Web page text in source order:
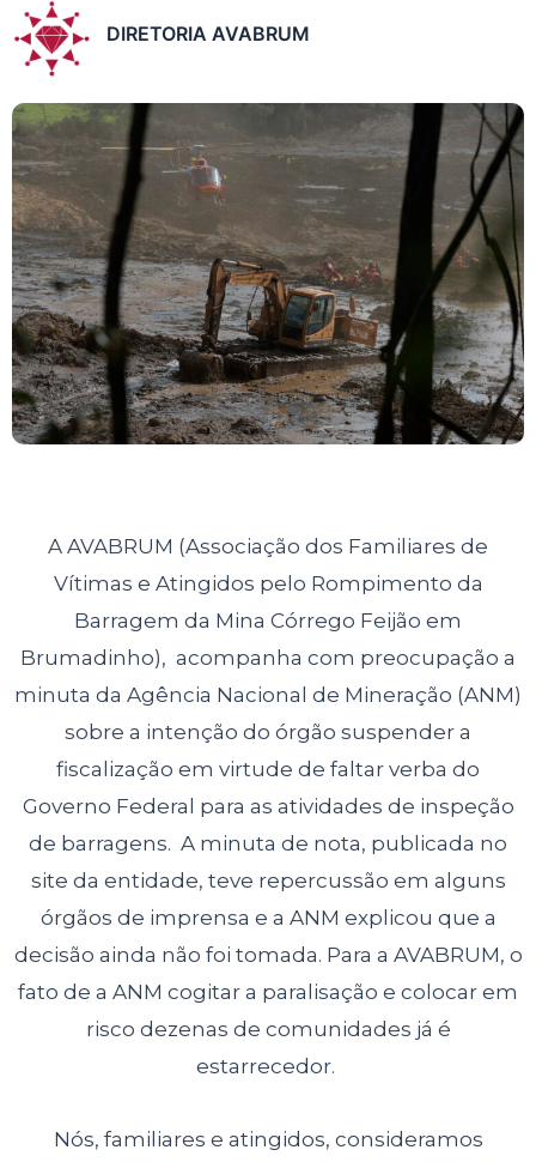
DIRETORIA AVABRUM
A AVABRUM (Associação dos Familiares de
Vítimas e Atingidos pelo Rompimento da
Barragem da Mina Córrego Feijão em
Brumadinho), acompanha com preocupação a
minuta da Agência Nacional de Mineração (ANM)
sobre a intenção do órgão suspender a
fiscalização em virtude de faltar verba do
Governo Federal para as atividades de inspeção
de barragens. A minuta de nota, publicada no
site da entidade, teve repercussão em alguns
órgãos de imprensa e a ANM explicou que a
decisão ainda não foi tomada. Para a AVABRUM, o
fato de a ANM cogitar a paralisação e colocar em
risco dezenas de comunidades já é
estarrecedor.
Nós, familiares e atingidos, consideramos